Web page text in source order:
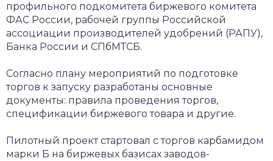
профильного подкомитета биржевого комитета
ФАС России, рабочей группы Российской
ассоциации производителей удобрений (РАПУ),
Банка России и СПбМТСБ.
Согласно плану мероприятий по подготовке
торгов к запуску разработаны основные
документы: правила проведения торгов,
спецификации биржевого товара и другие.
Пилотный проект стартовал с торгов карбамидом
марки Б на биржевых базисах заводов-